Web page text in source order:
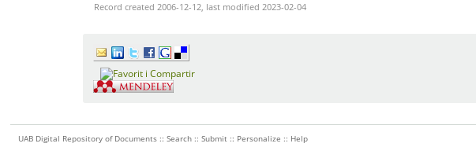
Record created 2006-12-12, last modified 2023-02-04
UAB Digital Repository of Documents ::Search ::Submit :: Personalize :: Help